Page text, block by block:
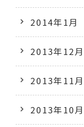
2014年1月
2013年12月
2013年11月
2013年10月